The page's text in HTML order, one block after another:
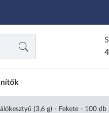
(3,6 g) - Fekete - 100 db